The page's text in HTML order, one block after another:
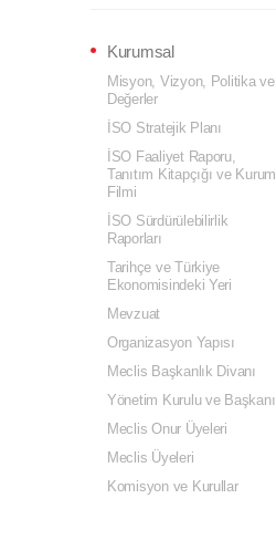
Kurumsal
Misyon, Vizyon, Politika ve
Değerler
İSO Stratejik Planı
İSO Faaliyet Raporu,
Tanıtım Kitapçığı ve Kurum
Filmi
İSO Sürdürülebilirlik
Raporları
Tarihçe ve Türkiye
Ekonomisindeki Yeri
Mevzuat
Organizasyon Yapısı
Meclis Başkanlık Divanı
Yönetim Kurulu ve Başkanı
Meclis Onur Üyeleri
Meclis Üyeleri
Komisyon ve Kurullar